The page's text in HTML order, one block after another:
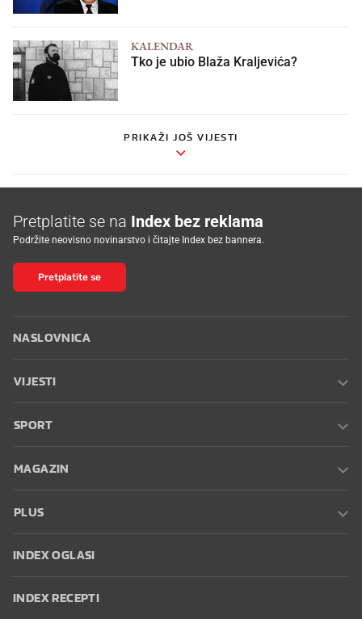
KALENDAR
Tko je ubio Blaža Kraljevića?
PRIKAŽI JOŠ VIJESTI
Pretplatite se na Index bez reklama
Podržite neovisno novinarstvo i čitajte Index bez bannera.
Pretplatite se
NASLOVNICA
VIJESTI
SPORT
MAGAZIN
PLUS
INDEX OGLASI
INDEX RECEPTI